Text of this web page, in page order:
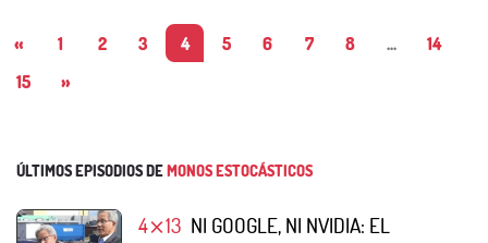
« 1 2 3 4 5 6 7 8 ...
14
15
»
ÚLTIMOS EPISODIOS DEMONOS ESTOCÁSTICOS
4⨯13 NI GOOGLE, NI NVIDIA: EL